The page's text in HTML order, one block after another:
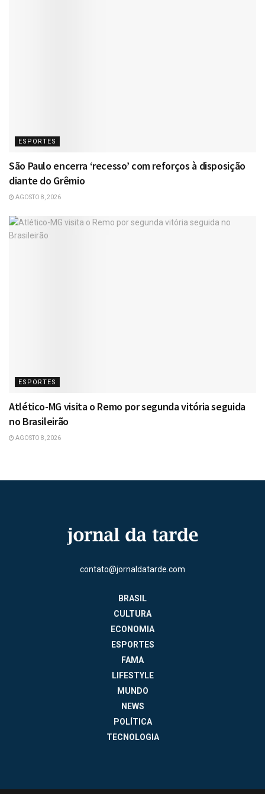
ESPORTES
São Paulo encerra ‘recesso’ com reforços à disposição
diante do Grêmio
AGOSTO 8, 2026
ESPORTES
Atlético-MG visita o Remo por segunda vitória seguida
no Brasileirão
AGOSTO 8, 2026
contato@jornaldatarde.com
BRASIL
CULTURA
ECONOMIA
ESPORTES
FAMA
LIFESTYLE
MUNDO
NEWS
POLÍTICA
TECNOLOGIA